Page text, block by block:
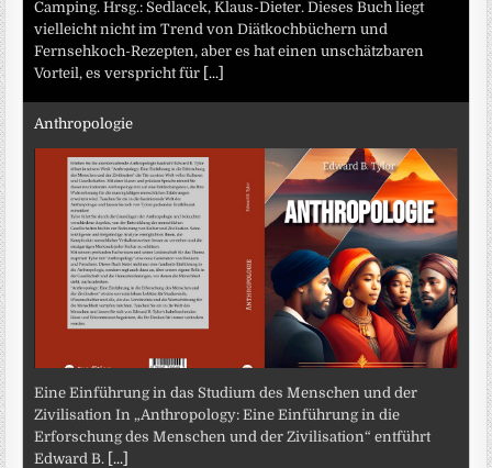
Camping. Hrsg.: Sedlacek, Klaus-Dieter. Dieses Buch liegt
vielleicht nicht im Trend von Diätkochbüchern und
Fernsehkoch-Rezepten, aber es hat einen unschätzbaren
Vorteil, es verspricht für [...]
Anthropologie
Eine Einführung in das Studium des Menschen und der
Zivilisation In „Anthropology: Eine Einführung in die
Erforschung des Menschen und der Zivilisation“ entführt
Edward B. [...]